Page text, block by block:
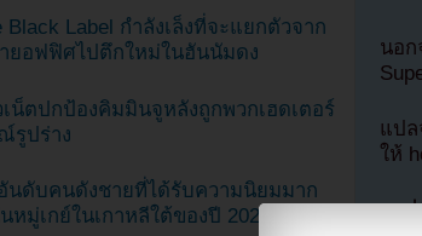
นอ
แปล
ให้
แบ่
Black Label กำลังเล็งที่จะแยกตัวจาก
ยอฟฟิศไปตึกใหม่ในฮันนัมดง
น็ตปกป้องคิมมินจูหลังถูกพวกเฮดเตอร์
รูปร่าง
นดับคนดังชายที่ได้รับความนิยมมาก
หมู่เกย์ในเกาหลีใต้ของปี 2023